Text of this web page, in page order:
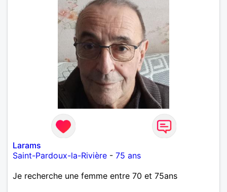
Larams
Saint-Pardoux-la-Rivière - 75 ans
Je recherche une femme entre 70 et 75ans